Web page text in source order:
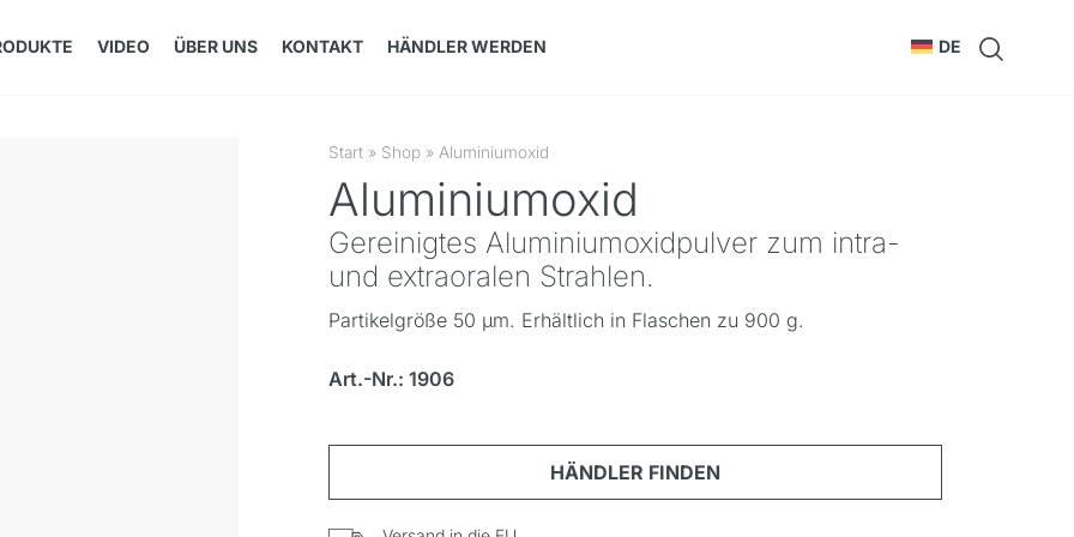
VIDEO ÜBER UNS KONTAKT HÄNDLER WERDEN DE
Start » Shop » Aluminiumoxid
Aluminiumoxid
Gereinigtes Aluminiumoxidpulver zum intra-
und extraoralen Strahlen.
Partikelgröße 50 µm. Erhältlich in Flaschen zu 900 g.
Art.-Nr.: 1906